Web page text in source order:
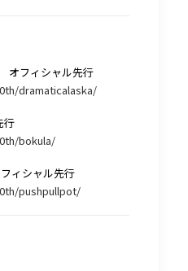
オフィシャル先行
dramaticalaska/
行
bokula/
ィシャル先行
pushpullpot/